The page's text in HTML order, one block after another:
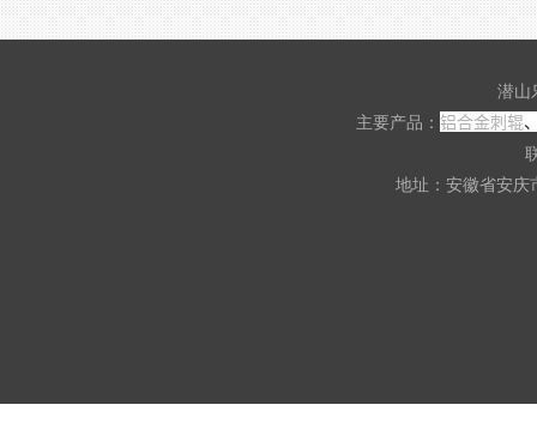
潜
主要产品： 铝合金刺辊
地址：安徽省安